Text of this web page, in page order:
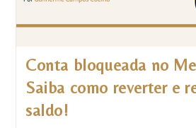
Conta bloqueada no
Saiba como reverter e
saldo!